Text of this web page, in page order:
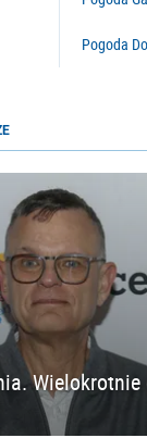
Pogoda